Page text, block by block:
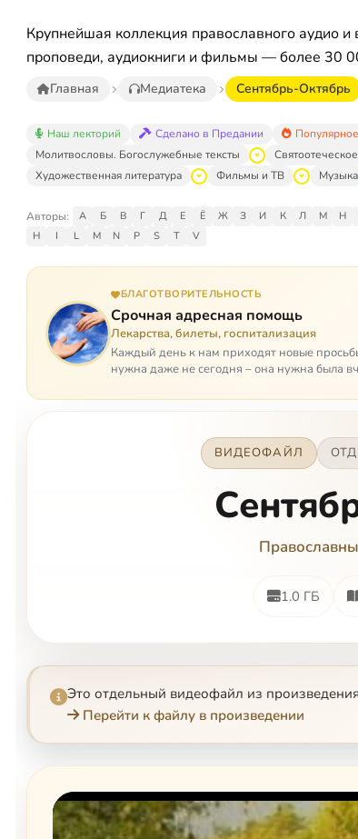
Крупнейшая коллекция православного аудио
проповеди, аудиокниги и фильмы — более 30
Главная Медиатека Сентябрь-Октябрь
Наш лекторий Сделано в Предании Популярное
Молитвословы. Богослужебные тексты
Художественная литература
Фильмы и ТВ Музыка
Авторы: А Б В Г Д Е Ё Ж З И К Л М Н
H
I L M N P S T V
БЛАГОТВОРИТЕЛЬНОСТЬ
Срочная адресная помощь
Лекарства, билеты, госпитализация
Каждый день к нам приходят новые
нужна даже не сегодня – она нужна была
ВИДЕОФАЙЛ
1.0 ГБ
Это отдельный видеофайл из произведения
Перейти к файлу в произведении